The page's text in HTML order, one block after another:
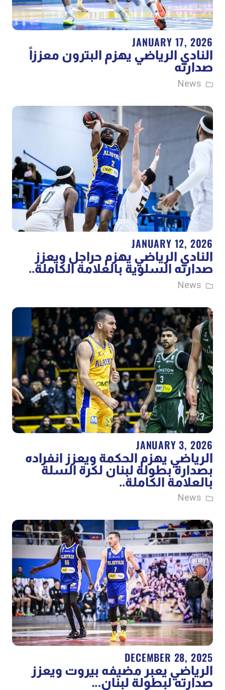
JANUARY 17, 2026
النادي الرياضي يهزم البترون معززاً
صدارته
News
JANUARY 12, 2026
النادي الرياضي يهزم حراجل ويعزز
صدارته السلوية بالعلامة الكاملة..
News
JANUARY 3, 2026
الرياضي يهزم الحكمة ويعزز انفراده
بصدارة بطولة لبنان لكرة السلة
بالعلامة الكاملة..
News
DECEMBER 28, 2025
الرياضي يعبر مضيفه بيروت ويعزز
صدارته لبطولة لبنان…